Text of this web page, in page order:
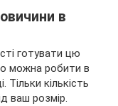
в
готувати цю
можна робити в
кількість
ваш розмір.